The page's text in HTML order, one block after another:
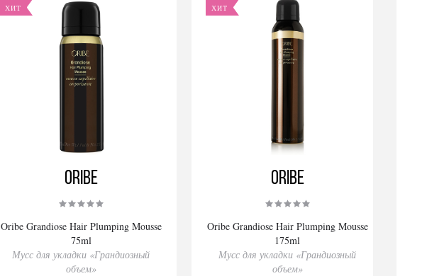
ХИТ
Oribe
Oribe Grandiose Hair Plumping Mousse
75ml
Мусс для укладки «Грандиозный
объем»
ХИТ
Oribe
Oribe Grandiose Hair Plumping Mousse
175ml
Мусс для укладки «Грандиозный
объем»